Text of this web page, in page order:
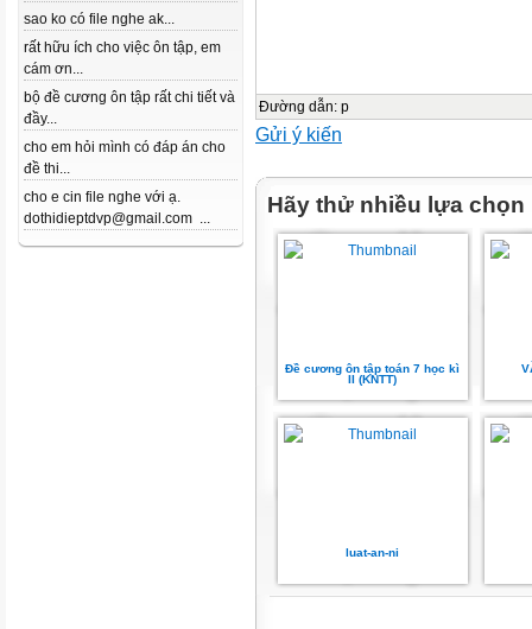
sao ko có file nghe ak...
rất hữu ích cho việc ôn tập, em
cám ơn...
bộ đề cương ôn tập rất chi tiết và
đầy...
cho em hỏi mình có đáp án cho
đề thi...
cho e cin file nghe với ạ.
dothidieptdvp@gmail.com ...
Đường dẫn: p
Gửi ý kiến
Hãy thử nhiều lựa chọn
Đề cương ôn tập toán 7 học kì
II (KNTT)
luat-an-ni